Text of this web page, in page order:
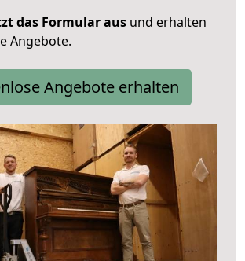
das Formular aus und erhalten
Angebote.
Angebote erhalten